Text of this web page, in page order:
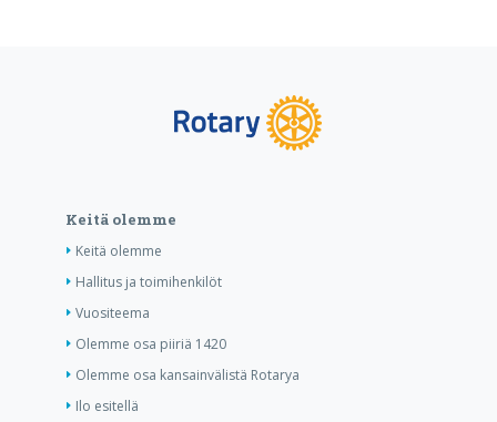
Keitä olemme
Keitä olemme
Hallitus ja toimihenkilöt
Vuositeema
Olemme osa piiriä 1420
Olemme osa kansainvälistä Rotarya
Ilo esitellä